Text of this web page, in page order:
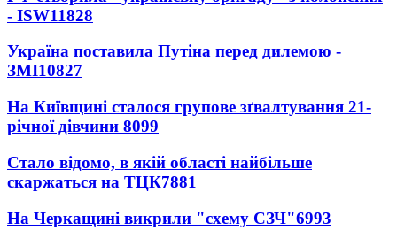
- ISW11828
Україна поставила Путіна перед дилемою -
ЗМІ10827
На Київщині сталося групове зґвалтування 21-
річної дівчини 8099
Стало відомо, в якій області найбільше
скаржаться на ТЦК7881
На Черкащині викрили "схему СЗЧ"6993